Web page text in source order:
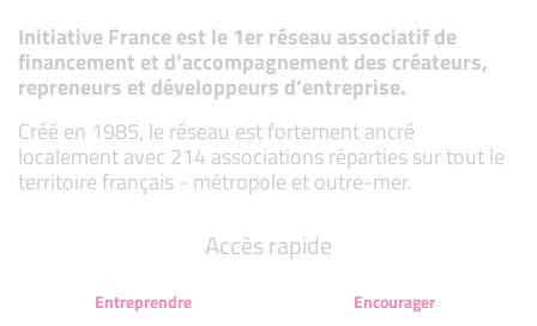
Initiative France est le 1er réseau associatif de
financement et d’accompagnement des créateurs,
repreneurs et développeurs d’entreprise.
Créé en 1985, le réseau est fortement ancré
localement avec 214 associations réparties sur tout le
territoire français - métropole et outre-mer.
Accès rapide
Entreprendre
Encourager